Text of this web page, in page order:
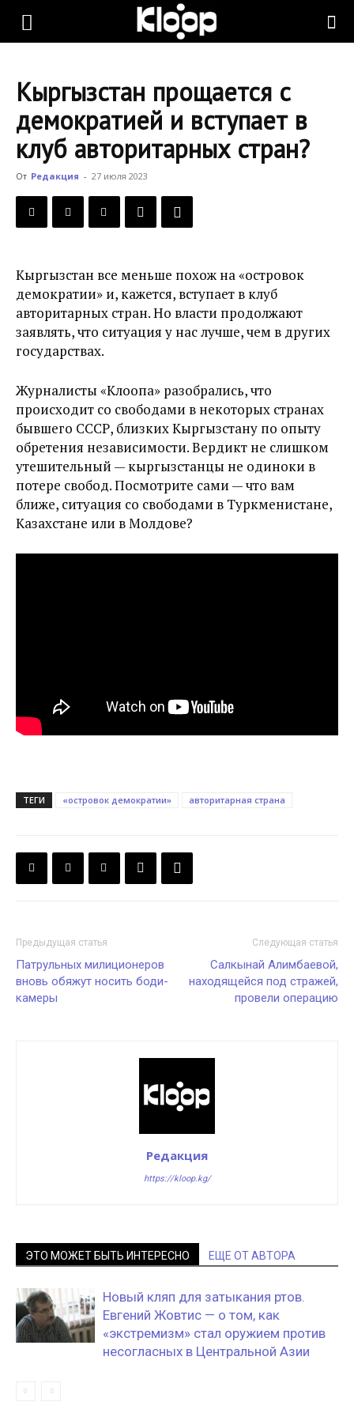
KLOOP.KG
Новости
Кыргызстана
Кыргызстан прощается с
демократией и вступает в
клуб авторитарных стран?
От Редакция - 27 июля 2023
Кыргызстан все меньше похож на «островок
демократии» и, кажется, вступает в клуб
авторитарных стран. Но власти продолжают
заявлять, что ситуация у нас лучше, чем в других
государствах.
Журналисты «Клоопа» разобрались, что
происходит со свободами в некоторых странах
бывшего СССР, близких Кыргызстану по опыту
обретения независимости. Вердикт не слишком
утешительный — кыргызстанцы не одиноки в
потере свобод. Посмотрите сами — что вам
ближе, ситуация со свободами в Туркменистане,
Казахстане или в Молдове?
ТЕГИ «островок демократии» авторитарная страна
Предыдущая статья
Патрульных милиционеров
вновь обяжут носить боди-
камеры
Следующая статья
Салкынай Алимбаевой,
находящейся под стражей,
провели операцию
Редакция
https://kloop.kg/
ЭТО МОЖЕТ БЫТЬ ИНТЕРЕСНО ЕЩЕ ОТ АВТОРА
Новый кляп для затыкания ртов.
Евгений Жовтис — о том, как
«экстремизм» стал оружием против
несогласных в Центральной Азии